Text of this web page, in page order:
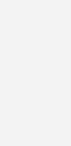
dass die